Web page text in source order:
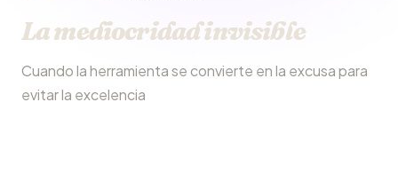
La mediocridad invisible
Cuando la herramienta se convierte en la excusa para
evitar la excelencia